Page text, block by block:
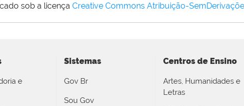
sob a licença Creative Commons Atribuição-
e
Sistemas
Gov Br
Sou Gov
Centros de Ensino
Artes, Humanidades e
Letras